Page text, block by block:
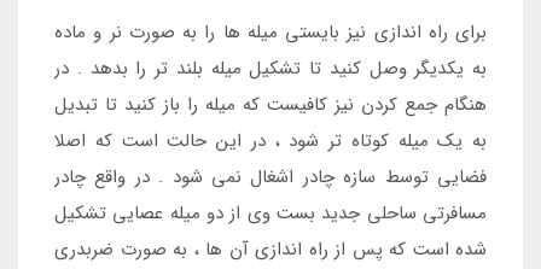
برای راه اندازی نیز بایستی میله ها را به صورت نر و ماده
به یکدیگر وصل کنید تا تشکیل میله بلند تر را بدهد . در
هنگام جمع کردن نیز کافیست که میله را باز کنید تا تبدیل
به یک میله کوتاه تر شود ، در این حالت است که اصلا
فضایی توسط سازه چادر اشغال نمی شود . در واقع چادر
مسافرتی ساحلی جدید بست وی از دو میله عصایی تشکیل
شده است که پس از راه اندازی آن ها ، به صورت ضربدری